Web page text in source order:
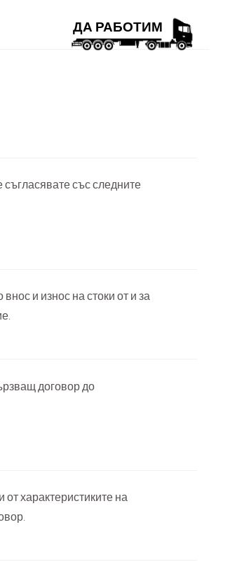
ДА РАБОТИМ
съгласявате със следните
и износ на стоки от и за
договор до
характеристиките на